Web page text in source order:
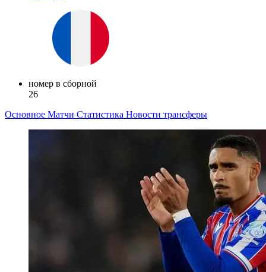
номер в сборной
26
Основное Матчи Статистика Новости трансферы